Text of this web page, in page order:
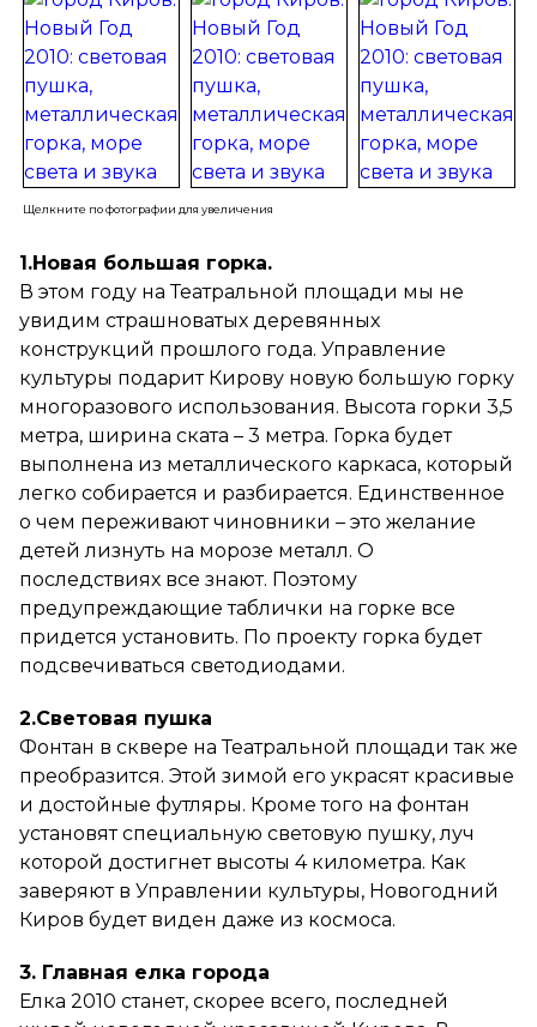
Щелкните по фотографии для увеличения
1.Новая большая горка.
В этом году на Театральной площади мы не
увидим страшноватых деревянных
конструкций прошлого года. Управление
культуры подарит Кирову новую большую горку
многоразового использования. Высота горки 3,5
метра, ширина ската – 3 метра. Горка будет
выполнена из металлического каркаса, который
легко собирается и разбирается. Единственное
о чем переживают чиновники – это желание
детей лизнуть на морозе металл. О
последствиях все знают. Поэтому
предупреждающие таблички на горке все
придется установить. По проекту горка будет
подсвечиваться светодиодами.
2.Световая пушка
Фонтан в сквере на Театральной площади так же
преобразится. Этой зимой его украсят красивые
и достойные футляры. Кроме того на фонтан
установят специальную световую пушку, луч
которой достигнет высоты 4 километра. Как
заверяют в Управлении культуры, Новогодний
Киров будет виден даже из космоса.
3. Главная елка города
Елка 2010 станет, скорее всего, последней